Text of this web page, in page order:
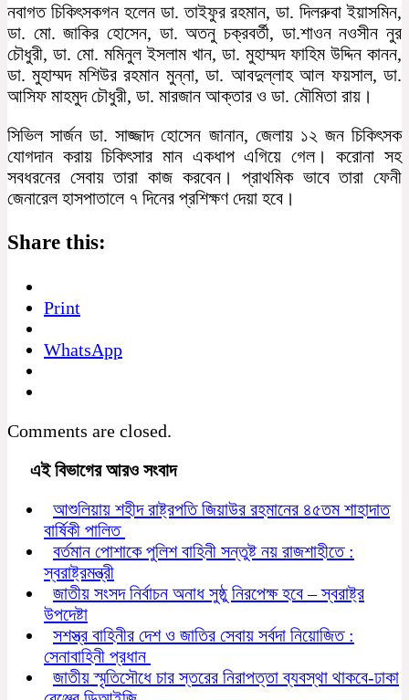
নবাগত চিকিৎসকগন হলেন ডা. তাইফুর রহমান, ডা. দিলরুবা ইয়াসমিন,
ডা. মো. জাকির হোসেন, ডা. অতনু চক্রবর্তী, ডা.শাওন নওসীন নুর
চৌধুরী, ডা. মো. মমিনুল ইসলাম খান, ডা. মুহাম্মদ ফাহিম উদ্দিন কানন,
ডা. মুহাম্মদ মশিউর রহমান মুন্না, ডা. আবদুল্লাহ আল ফয়সাল, ডা.
আসিফ মাহমুদ চৌধুরী, ডা. মারজান আক্তার ও ডা. মৌমিতা রায়।
সিভিল সার্জন ডা. সাজ্জাদ হোসেন জানান, জেলায় ১২ জন চিকিৎসক
যোগদান করায় চিকিৎসার মান একধাপ এগিয়ে গেল। করোনা সহ
সবধরনের সেবায় তারা কাজ করবেন। প্রাথমিক ভাবে তারা ফেনী
জেনারেল হাসপাতালে ৭ দিনের প্রশিক্ষণ দেয়া হবে।
Share this:
Print
WhatsApp
Comments are closed.
এই বিভাগের আরও সংবাদ
আশুলিয়ায় শহীদ রাষ্ট্রপতি জিয়াউর রহমানের ৪৫তম শাহাদাত
বার্ষিকী পালিত
বর্তমান পোশাকে পুলিশ বাহিনী সন্তুষ্ট নয় রাজশাহীতে :
স্বরাষ্ট্রমন্ত্রী
জাতীয় সংসদ নির্বাচন অনাধ সুষ্ঠু নিরপেক্ষ হবে – স্বরাষ্ট্র
উপদেষ্টা
সশস্ত্র বাহিনীর দেশ ও জাতির সেবায় সর্বদা নিয়োজিত :
সেনাবাহিনী প্রধান
জাতীয় স্মৃতিসৌধে চার স্তরের নিরাপত্তা ব্যবস্থা থাকবে-ঢাকা